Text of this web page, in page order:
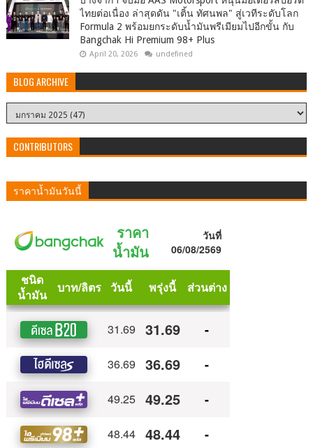
ไทยต่อเนื่อง ล่าสุดดัน "เติ้น ทัศนพล" สู่เวทีระดับโลก
Formula 2 พร้อมยกระดับน้ำมันพรีเมียมไปอีกขั้น กับ
Bangchak Hi Premium 98+ Plus
April 20, 2026 undefined
BLOG ARCHIVE
CONTRIBUTORS
ราคาน้ำมันวันนี้